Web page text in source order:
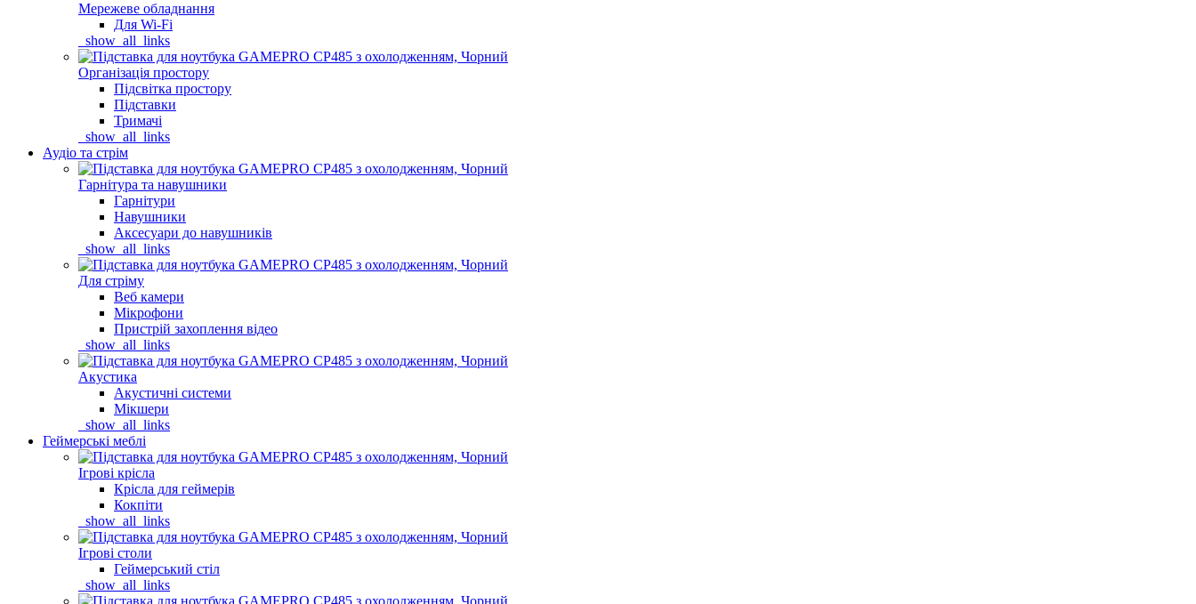
Мережеве обладнання
Для Wi-Fi
_show_all_links
Організація простору
Підсвітка простору
Підставки
Тримачі
_show_all_links
Аудіо та стрім
Гарнітура та навушники
Гарнітури
Навушники
Аксесуари до навушників
_show_all_links
Для стріму
Веб камери
Мікрофони
Пристрій захоплення відео
_show_all_links
Акустика
Акустичні системи
Мікшери
_show_all_links
Геймерські меблі
Ігрові крісла
Крісла для геймерів
Кокпіти
_show_all_links
Ігрові столи
Геймерський стіл
_show_all_links